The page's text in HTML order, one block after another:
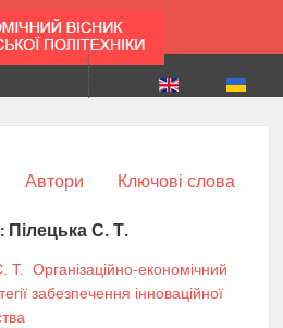
Автори Ключові слова
Пілецька С. Т.
Т.
Організаційно-економічний
забезпечення інноваційної